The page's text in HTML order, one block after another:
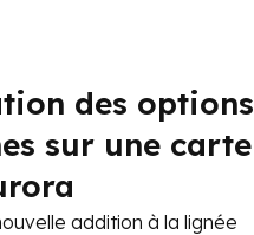
des options
sur une carte
addition à la lignée